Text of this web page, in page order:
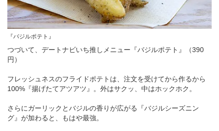
『バジルポテト』
つづいて、デートナビいち推しメニュー『バジルポテト』（390
円）
フレッシュネスのフライドポテトは、注文を受けてから作るから
100%『揚げたてアツアツ』。外はサクッ、中はホックホク。
さらにガーリックとバジルの香りが広がる『バジルシーズニン
グ』が加わると、もはや最強。